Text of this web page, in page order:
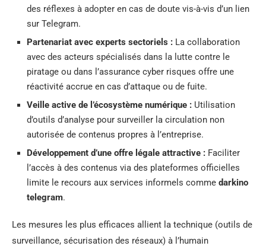
des réflexes à adopter en cas de doute vis-à-vis d’un lien
sur Telegram.
Partenariat avec experts sectoriels : La collaboration
avec des acteurs spécialisés dans la lutte contre le
piratage ou dans l’assurance cyber risques offre une
réactivité accrue en cas d’attaque ou de fuite.
Veille active de l’écosystème numérique : Utilisation
d’outils d’analyse pour surveiller la circulation non
autorisée de contenus propres à l’entreprise.
Développement d’une offre légale attractive : Faciliter
l’accès à des contenus via des plateformes officielles
limite le recours aux services informels comme darkino
telegram.
Les mesures les plus efficaces allient la technique (outils de
surveillance, sécurisation des réseaux) à l’humain